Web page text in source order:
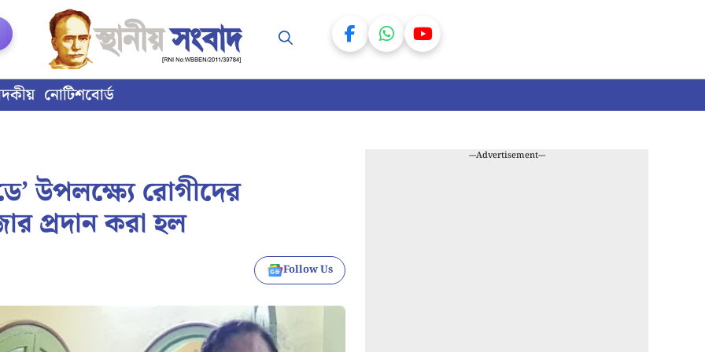
নোটিশবোর্ড
উপলক্ষ্যে রোগীদের
প্রদান করা হল
Follow Us
---Advertisement---